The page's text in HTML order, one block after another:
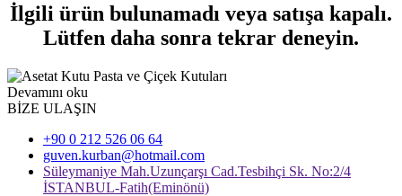
İlgili ürün bulunamadı veya satışa kapalı.
Lütfen daha sonra tekrar deneyin.
Devamını oku
BİZE ULAŞIN
+90 0 212 526 06 64
guven.kurban@hotmail.com
Süleymaniye Mah.Uzunçarşı Cad.Tesbihçi Sk. No:2/4
İSTANBUL-Fatih(Eminönü)